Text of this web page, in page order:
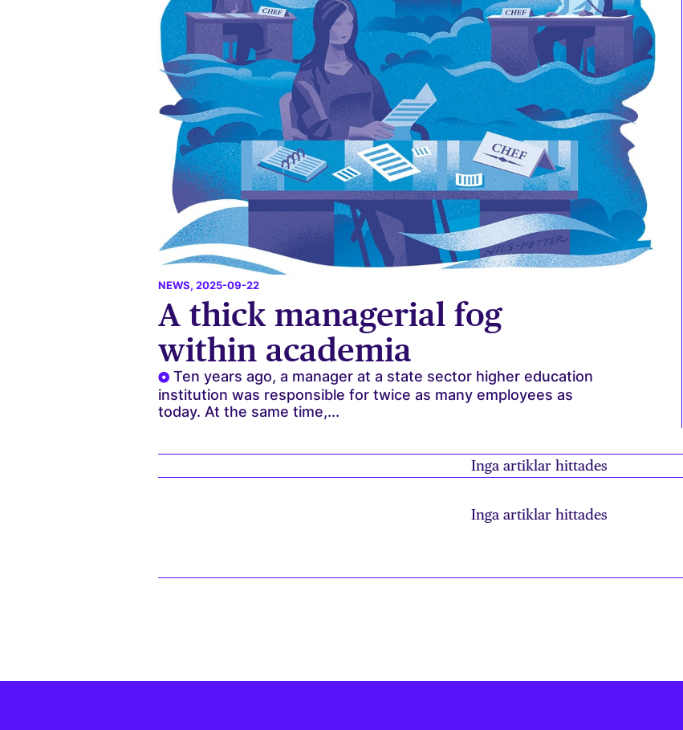
NEWS, 2025-09-22
A thick managerial fog
within academia
Ten years ago, a manager at a state sector higher education
institution was responsible for twice as many employees as
today. At the same time,...
Inga artiklar hittades
Inga artiklar hittades